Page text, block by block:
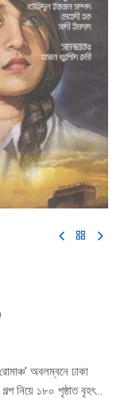
অবলম্বনে ঢাকা
নিয়ে ১৮০ পৃষ্ঠাত বৃহৎ